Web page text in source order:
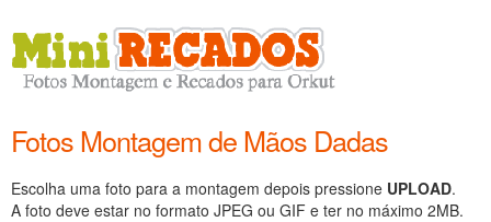
Fotos Montagem de Mãos Dadas
Escolha uma foto para a montagem depois pressione UPLOAD.
A foto deve estar no formato JPEG ou GIF e ter no máximo 2MB.